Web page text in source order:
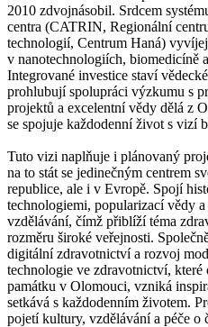
2010 zdvojnásobil. Srdcem
centra (CATRIN, Regionální
technologií, Centrum Haná)
v nanotechnologiích, biomedicíně
Integrované investice staví
prohlubují spolupráci výzkumu s
projektů a excelentní vědy dělá z
se spojuje každodenní život s vizí
Tuto vizi naplňuje i plánovaný
na to stát se jedinečným centrem
republice, ale i v Evropě. Spojí
technologiemi, popularizací vědy
vzdělávání, čímž přiblíží téma
rozměru široké veřejnosti.
digitální zdravotnictví a rozvoj
technologie ve zdravotnictví,
památku v Olomouci, vzniká
setkává s každodenním životem.
pojetí kultury, vzdělávání a péče o